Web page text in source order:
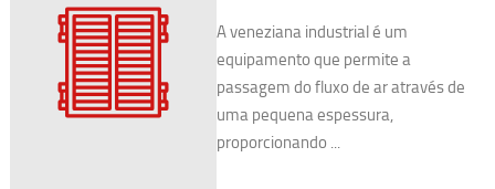
A veneziana industrial é um
equipamento que permite a
passagem do fluxo de ar através de
uma pequena espessura,
proporcionando ...